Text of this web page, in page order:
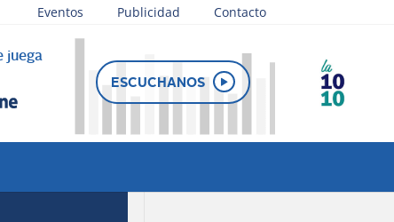
Eventos Publicidad Contacto
juega
ESCUCHANOS